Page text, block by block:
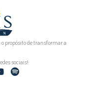
propósito de transformar a
sociais!
S
p